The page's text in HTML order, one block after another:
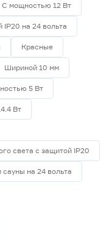
С мощностью 12 Вт
IP20 на 24 вольта
Красные
Шириной 10 мм
5 Вт
Вт
света с защитой IP20
на 24 вольта